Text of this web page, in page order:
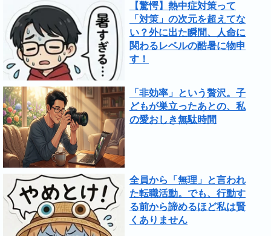
【驚愕】熱中症対策って
「対策」の次元を超えてな
い？外に出た瞬間、人命に
関わるレベルの酷暑に物申
す！
「非効率」という贅沢。子
どもが巣立ったあとの、私
の愛おしき無駄時間
全員から「無理」と言われ
た転職活動。でも、行動す
る前から諦めるほど私は賢
くありません